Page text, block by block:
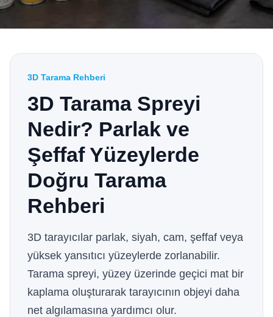
3D Tarama Rehberi
3D Tarama Spreyi
Nedir? Parlak ve
Şeffaf Yüzeylerde
Doğru Tarama
Rehberi
3D tarayıcılar parlak, siyah, cam, şeffaf veya
yüksek yansıtıcı yüzeylerde zorlanabilir.
Tarama spreyi, yüzey üzerinde geçici mat bir
kaplama oluşturarak tarayıcının objeyi daha
net algılamasına yardımcı olur.